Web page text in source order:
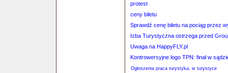
protest
ceny biletu
Sprawdź cenę biletu na pociąg przez
Izba Turystyczna ostrzega przed
Uwaga na HappyFLY.pl
Kontrowersyjne logo TPN: finał w
Ogłoszenia praca turystyka, w turystyce